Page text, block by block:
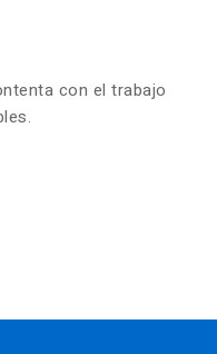
con el trabajo